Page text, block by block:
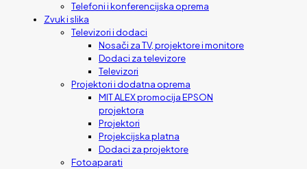
Telefoni i konferencijska oprema
Zvuk i slika
Televizori i dodaci
Nosači za TV, projektore i monitore
Dodaci za televizore
Televizori
Projektori i dodatna oprema
MIT ALEX promocija EPSON
projektora
Projektori
Projekcijska platna
Dodaci za projektore
Fotoaparati